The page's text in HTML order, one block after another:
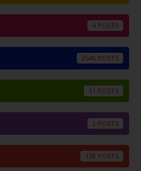
4
2546
11
2
138